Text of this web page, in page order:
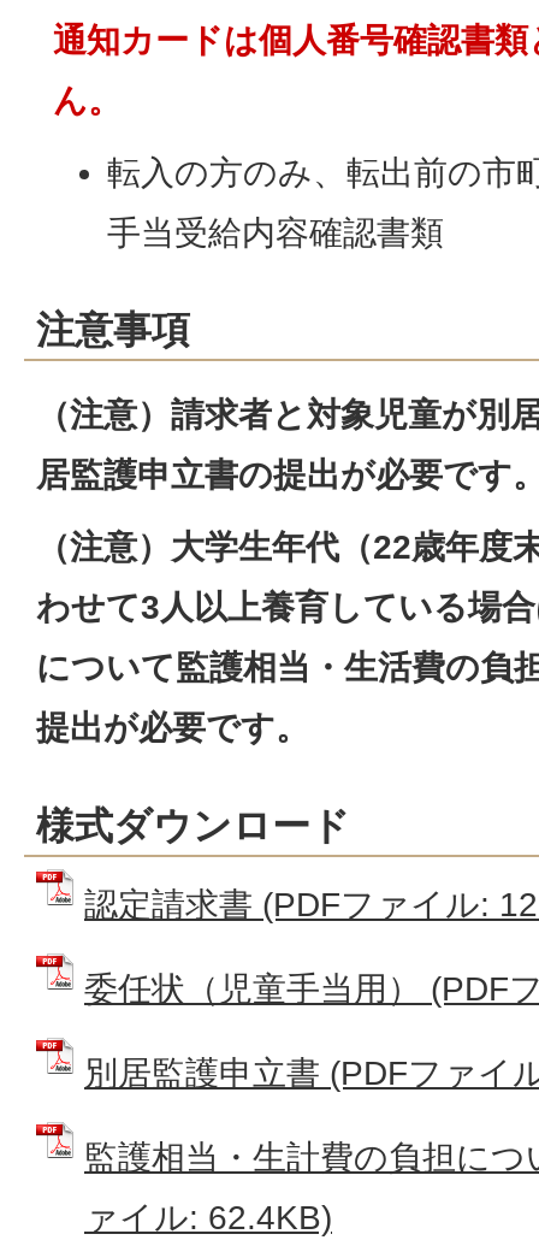
通知カードは個人番号確認書
ん。
転入の方のみ、転出前の市
手当受給内容確認書類
注意事項
（注意）請求者と対象児童が別
居監護申立書の提出が必要です
（注意）大学生年代（22歳年度
わせて3人以上養育している場
について監護相当・生活費の負
提出が必要です。
様式ダウンロード
認定請求書 (PDFファイル:
委任状（児童手当用） (PDF
別居監護申立書 (PDFファイ
監護相当・生計費の負担に
ァイル: 62.4KB)